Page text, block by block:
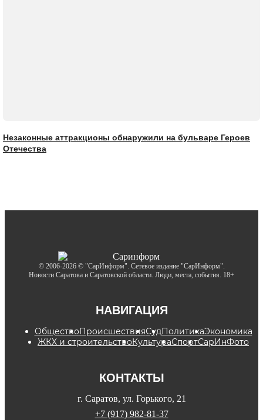
Незаконные аттракционы обнаружили на бульваре Героев
Отечества
© 2006-2026 © "СарИнформ". Сетевое издание "СарИнформ".
Новости Саратова и Саратовской области. Люди, места, события. 18+
НАВИГАЦИЯ
ОбществоПроисшествияСудПолитикаЭкономика
ЖКХ и строительствоКультураСпортСарИнФото
КОНТАКТЫ
г. Саратов, ул. Горького, 21
+7 (917) 982-81-37